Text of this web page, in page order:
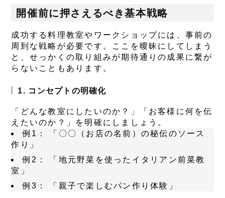
開催前に押さえるべき基本戦略
成功する料理教室やワークショップには、事前の
周到な戦略が必要です。ここを曖昧にしてしまう
と、せっかくの取り組みが期待通りの成果に繋が
らないこともあります。
1. コンセプトの明確化
「どんな教室にしたいのか？」「お客様に何を伝
えたいのか？」を明確にしましょう。
例1：
「〇〇（お店の名前）の秘伝のソース
作り」
例2：
「地元野菜を使ったイタリアン前菜教
室」
例3：
「親子で楽しむパン作り体験」